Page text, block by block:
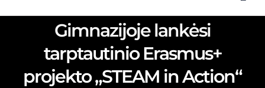
Gimnazijoje lankėsi
tarptautinio Erasmus+
projekto „STEAM in Action“